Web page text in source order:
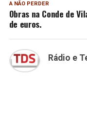
A NÃO PERDER
Obras na Conde de
de euros.
Rádio e